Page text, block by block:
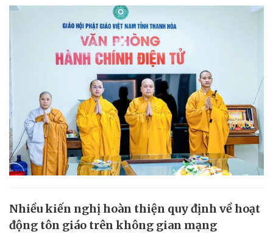
Nhiều kiến nghị hoàn thiện quy định về hoạt
động tôn giáo trên không gian mạng